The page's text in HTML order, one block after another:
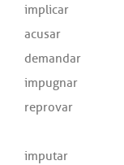
implicar
acusar
demandar
impugnar
reprovar
imputar